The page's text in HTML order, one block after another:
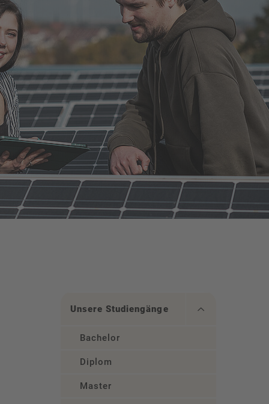
Unsere Studiengänge
Bachelor
Diplom
Master